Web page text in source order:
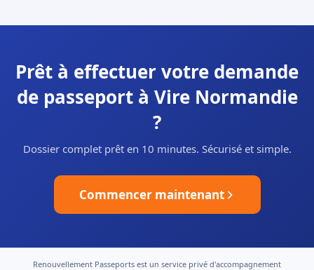
Prêt à effectuer votre demande
de passeport à Vire Normandie
?
Dossier complet prêt en 10 minutes. Sécurisé et simple.
Commencer maintenant
Renouvellement Passeports est un service privé d'accompagnement